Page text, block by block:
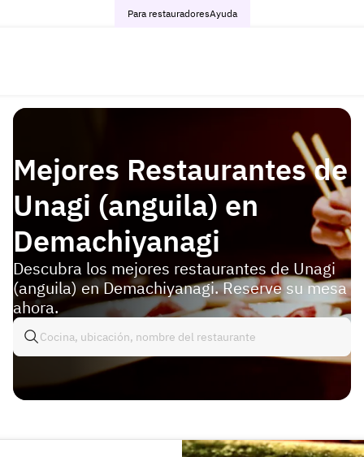
Para restauradoresAyuda
Mejores Restaurantes de
Unagi (anguila) en
Demachiyanagi
Descubra los mejores restaurantes de Unagi
(anguila) en Demachiyanagi. Reserve su mesa
ahora.